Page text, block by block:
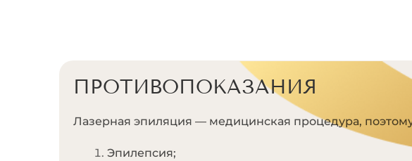
ПРОТИВОПОКАЗАНИЯ
Лазерная эпиляция — медицинская процедура,
Эпилепсия;